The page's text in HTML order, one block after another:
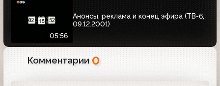
05:56
Анонсы, реклама и конец эфира (ТВ-6,
09.12.2001)
Комментарии 0